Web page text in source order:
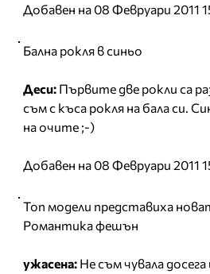
Добавен на 08 Февруари 2011
Бална рокля в синьо
Деси: Първите две рокли са
съм с къса рокля на бала си.
на очите ;-)
Добавен на 08 Февруари 2011
Топ модели представиха
Романтика фешън
ужасена: Не съм чувала